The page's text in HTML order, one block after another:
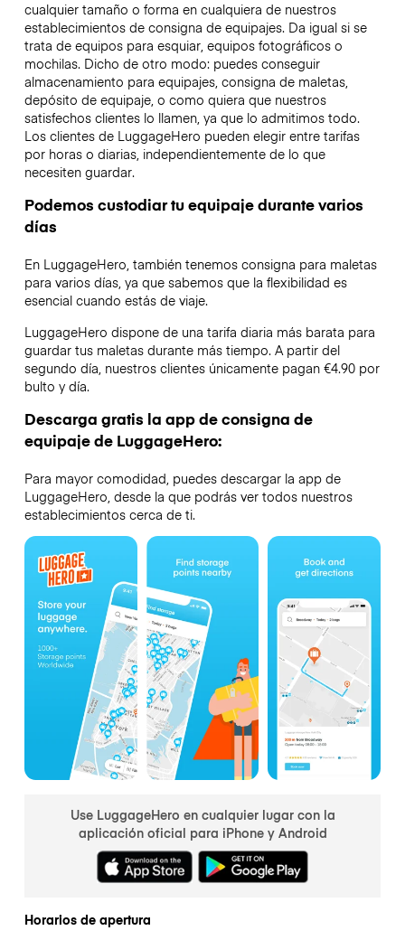
cualquier tamaño o forma en cualquiera de nuestros
establecimientos de consigna de equipajes. Da igual si se
trata de equipos para esquiar, equipos fotográficos o
mochilas. Dicho de otro modo: puedes conseguir
almacenamiento para equipajes, consigna de maletas,
depósito de equipaje, o como quiera que nuestros
satisfechos clientes lo llamen, ya que lo admitimos todo.
Los clientes de LuggageHero pueden elegir entre tarifas
por horas o diarias, independientemente de lo que
necesiten guardar.
Podemos custodiar tu equipaje durante varios
días
En LuggageHero, también tenemos consigna para maletas
para varios días, ya que sabemos que la flexibilidad es
esencial cuando estás de viaje.
LuggageHero dispone de una tarifa diaria más barata para
guardar tus maletas durante más tiempo. A partir del
segundo día, nuestros clientes únicamente pagan €4.90 por
bulto y día.
Descarga gratis la app de consigna de
equipaje de LuggageHero:
Para mayor comodidad, puedes descargar la app de
LuggageHero, desde la que podrás ver todos nuestros
establecimientos cerca de ti.
Use LuggageHero en cualquier lugar con la
aplicación oficial para iPhone y Android
Horarios de apertura